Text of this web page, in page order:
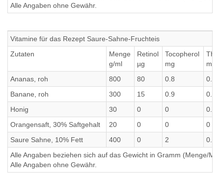
Alle Angaben ohne Gewähr.
Vitamine für das Rezept Saure-Sahne-Fruchteis
Zutaten
Menge
g/ml
Retinol
µg
Tocopherol
mg
mg
Ananas, roh
800 80 0.8
0.64
Banane, roh
300 15 0.9
0.15
Honig
30 0 0
Orangensaft, 30% Saftgehalt
20 0 0
0
Saure Sahne, 10% Fett
400 0 2
0.16
Alle Angaben beziehen sich auf das Gewicht in Gramm (Menge/
Alle Angaben ohne Gewähr.